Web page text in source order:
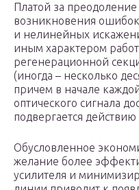
Платой за
возникновения
и нелинейных
иным характером
регенерационной
(иногда – несколько
причем в начале
оптического сигнала
подвергается
Обусловленное
желание более
усилителя и